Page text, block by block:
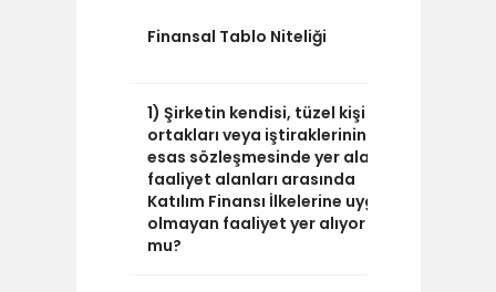
Finansal Tablo Niteliği
1) Şirketin kendisi, tüzel kişi
ortakları veya iştiraklerinin
esas sözleşmesinde yer alan
faaliyet alanları arasında
Katılım Finansı İlkelerine uygun
olmayan faaliyet yer alıyor
mu?